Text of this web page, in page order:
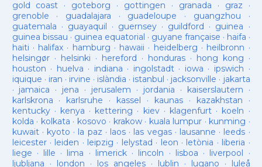
gold coast · goteborg · gottingen · granada · graz ·
grenoble · guadalajara · guadeloupe · guangzhou ·
guatemala · guayaquil · guernsey· guildford · guinea ·
guinea bissau · guinea equatorial · guyane française · haifa ·
haiti · halifax · hamburg · hawaii · heidelberg · heilbronn ·
helsingør· helsinki · hereford · honduras· hong kong ·
houston · huelva · indiana · ingolstadt· iowa · ipswich ·
iquique · iran · irvine · islàndia · istanbul · jacksonville · jakarta
· jamaica · jena · jerusalem · jordania · kaiserslautern ·
karlskrona · karlsruhe · kassel · kaunas· kazakhstan ·
kentucky· kenya · kettering · kiev· klagenfurt · koeln ·
kolda · kolkata · kosovo · krakow· kuala lumpur · kunming ·
kuwait· kyoto · la paz · laos· las vegas· lausanne · leeds ·
leicester· leiden · leipzig · lelystad · leon · letònia · liberia ·
liege · lille · lima · limerick· lincoln · lisboa · liverpool ·
ljubljana · london · los angeles· lublin · lugano · luleå